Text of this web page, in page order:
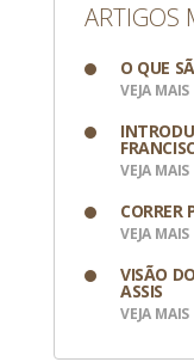
ARTIGOS
O QUE
VEJA MAIS
VEJA MAIS
CORRER
VEJA MAIS
VISÃO
ASSIS
VEJA MAIS